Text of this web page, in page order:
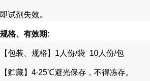
即试剂失效。
规格、有效期:
【包装、规格】 1 人份/袋 10人份/包
【贮藏】 4-25℃避光保存，不得冻存。